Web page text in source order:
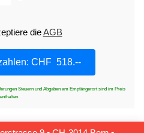
dieAGB
Steuern und Abgaben am Empfängerort sind im Preis
enthalten.